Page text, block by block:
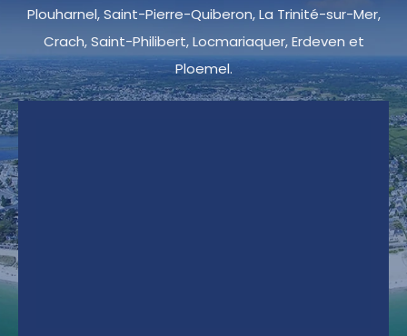
Plouharnel, Saint-Pierre-Quiberon, La Trinité-sur-Mer,
Crach, Saint-Philibert, Locmariaquer, Erdeven et
Ploemel.